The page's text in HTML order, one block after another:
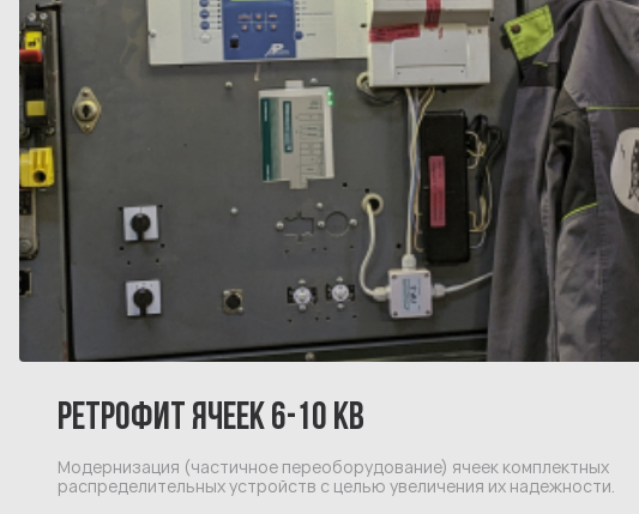
РЕТРОФИТ ЯЧЕЕК 6-10 КВ
Модернизация (частичное переоборудование) ячеек комплектных
распределительных устройств с целью увеличения их надежности.